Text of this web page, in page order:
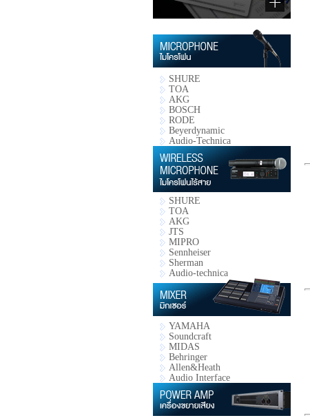
SHURE
TOA
AKG
BOSCH
RODE
Beyerdynamic
Audio-Technica
SHURE
TOA
AKG
JTS
MIPRO
Sennheiser
Sherman
Audio-technica
YAMAHA
Soundcraft
MIDAS
Behringer
Allen&Heath
Audio Interface